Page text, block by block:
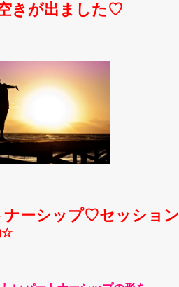
きが出ました♡
ナーシップ♡セッション
☆